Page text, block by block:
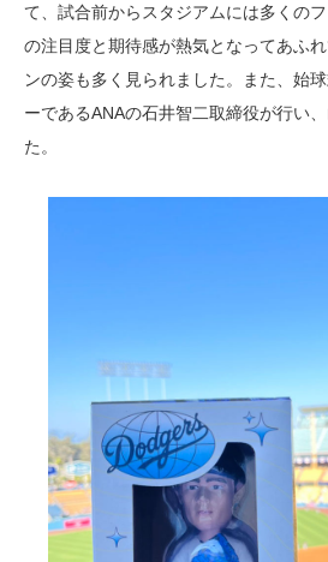
て、試合前からスタジアムには多くの
の注目度と期待感が熱気となってあふ
ンの姿も多く見られました。また、始
ーであるANAの石井智二取締役が行い
た。